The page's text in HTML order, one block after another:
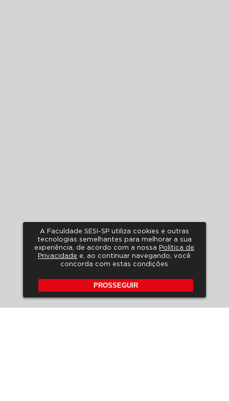
A Faculdade SESI-SP utiliza cookies e outras
tecnologias semelhantes para melhorar a sua
experiência, de acordo com a nossa Política de
Privacidade e, ao continuar navegando, você
concorda com estas condições
PROSSEGUIR